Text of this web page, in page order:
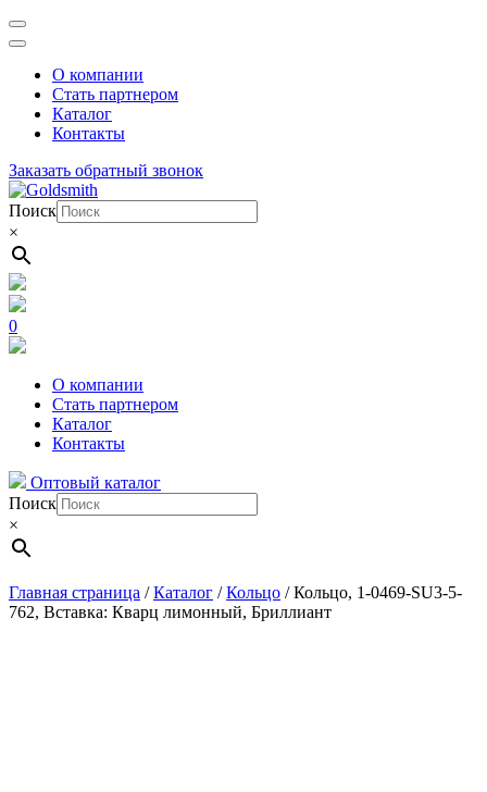
Перейти
к
(нажмите
Enter)
О компании
Стать партнером
Каталог
Контакты
Заказать обратный звонок
Поиск
×
0
О компании
Стать партнером
Каталог
Контакты
Оптовый каталог
Поиск
×
Главная страница /Каталог /Кольцо /Кольцо, 1-0469-SU3-5-
762, Вставка: Кварц лимонный, Бриллиант